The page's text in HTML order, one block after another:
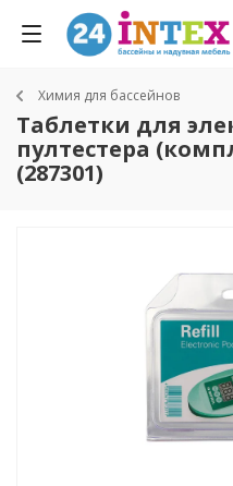
Химия для бассейнов
Таблетки для
пултестера
(287301)